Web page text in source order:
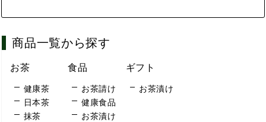
商品一覧から探す
お茶
健康茶
日本茶
抹茶
食品
お茶請け
健康食品
お茶漬け
ギフト
お茶漬け